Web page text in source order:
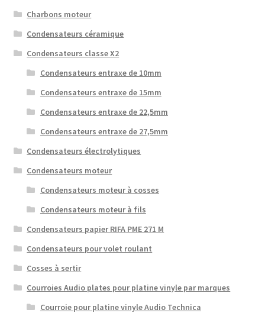
Charbons moteur
Condensateurs céramique
Condensateurs classe X2
Condensateurs entraxe de 10mm
Condensateurs entraxe de 15mm
Condensateurs entraxe de 22,5mm
Condensateurs entraxe de 27,5mm
Condensateurs électrolytiques
Condensateurs moteur
Condensateurs moteur à cosses
Condensateurs moteur à fils
Condensateurs papier RIFA PME 271 M
Condensateurs pour volet roulant
Cosses à sertir
Courroies Audio plates pour platine vinyle par marques
Courroie pour platine vinyle Audio Technica